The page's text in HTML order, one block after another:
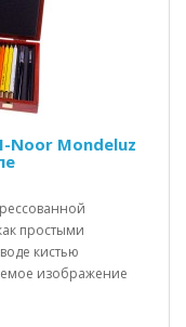
Noor Mondeluz
простыми
кистью
изображение